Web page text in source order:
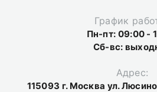
График
Пн-пт: 09:00 -
Сб-вс:
Адрес:
115093 г. Москва ул.